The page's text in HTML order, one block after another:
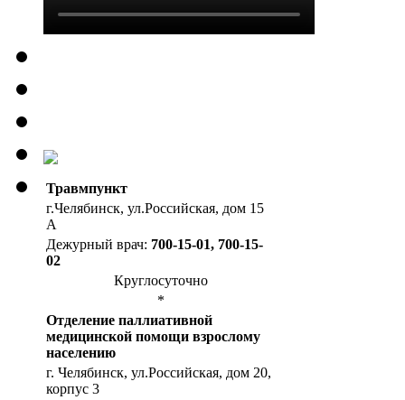
Травмпункт
г.Челябинск, ул.Российская, дом 15
А
Дежурный врач: 700-15-01, 700-15-
02
Круглосуточно
*
Отделение паллиативной
медицинской помощи взрослому
населению
г. Челябинск, ул.Российская, дом 20,
корпус 3